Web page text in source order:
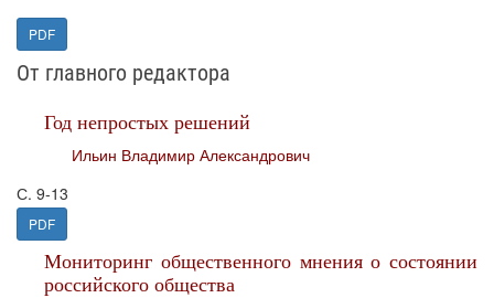
PDF
От главного редактора
Год непростых решений
Ильин Владимир Александрович
С. 9-13
PDF
Мониторинг общественного мнения о состоянии
российского общества